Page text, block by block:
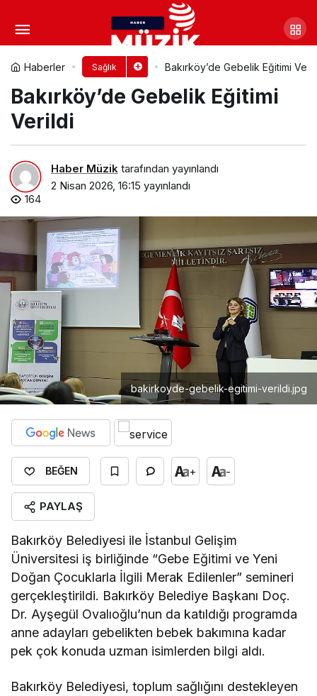
Haberler Sağlık Bakırköy’de Gebelik Eğitimi
Bakırköy’de Gebelik Eğitimi
Verildi
Haber Müzik tarafından yayınlandı
2 Nisan 2026, 16:15 yayınlandı
164
bakirkoyde-gebelik-egitimi-verildi.jpg
BEĞEN + -
PAYLAŞ
Bakırköy Belediyesi ile İstanbul Gelişim
Üniversitesi iş birliğinde “Gebe Eğitimi ve Yeni
Doğan Çocuklarla İlgili Merak Edilenler” semineri
gerçekleştirildi. Bakırköy Belediye Başkanı Doç.
Dr. Ayşegül Ovalıoğlu’nun da katıldığı programda
anne adayları gebelikten bebek bakımına kadar
pek çok konuda uzman isimlerden bilgi aldı.
Bakırköy Belediyesi, toplum sağlığını destekleyen
“Tablet nesli” kitapla
tanışmadan okula başlıyor!
Yorum Yap